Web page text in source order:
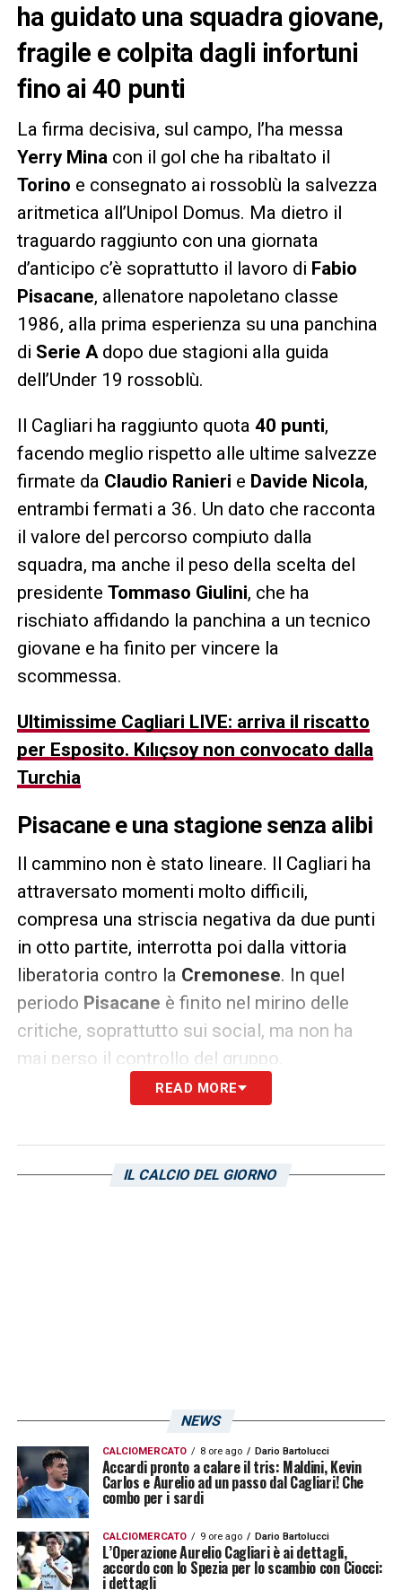
ha guidato una squadra giovane,
fragile e colpita dagli infortuni
fino ai 40 punti
La firma decisiva, sul campo, l’ha messa
Yerry Minacon il gol che ha ribaltato il
Torino e consegnato ai rossoblù la salvezza
aritmetica all’Unipol Domus. Ma dietro il
traguardo raggiunto con una giornata
d’anticipo c’è soprattutto il lavoro di Fabio
Pisacane, allenatore napoletano classe
1986, alla prima esperienza su una panchina
di Serie Adopo due stagioni alla guida
dell’Under 19 rossoblù.
Il Cagliari ha raggiunto quota 40 punti,
facendo meglio rispetto alle ultime salvezze
firmate da Claudio Ranieri e Davide Nicola,
entrambi fermati a 36. Un dato che racconta
il valore del percorso compiuto dalla
squadra, ma anche il peso della scelta del
presidente Tommaso Giulini, che ha
rischiato affidando la panchina a un tecnico
giovane e ha finito per vincere la
scommessa.
Ultimissime Cagliari LIVE: arriva il riscatto
per Esposito. Kılıçsoy non convocato dalla
Turchia
Pisacane e una stagione senza alibi
Il cammino non è stato lineare. Il Cagliari ha
attraversato momenti molto difficili,
compresa una striscia negativa da due punti
in otto partite, interrotta poi dalla vittoria
liberatoria contro la Cremonese. In quel
periodo Pisacane è finito nel mirino delle
critiche, soprattutto sui social, ma non ha
mai perso il controllo del gruppo.
Il tecnico ha dovuto gestire un organico non
rotture del crociato. Eppure non ha cercato
due passaggi fondamentali nella costruzione
della permanenza in Serie A. Anche le
difficoltà, come la trasferta diPisa, sono
state parte di un percorso affrontato senza
fratture interne.
READ MORE
IL CALCIO DEL GIORNO
NEWS
CALCIOMERCATO 8 ore ago Dario Bartolucci
Accardi pronto a calare il tris: Maldini, Kevin
Carlos e Aurelio ad un passo dal Cagliari! Che
combo per i sardi
CALCIOMERCATO 9 ore ago Dario Bartolucci
L’Operazione Aurelio Cagliari è ai dettagli,
accordo con lo Spezia per lo scambio con Ciocci:
i dettagli